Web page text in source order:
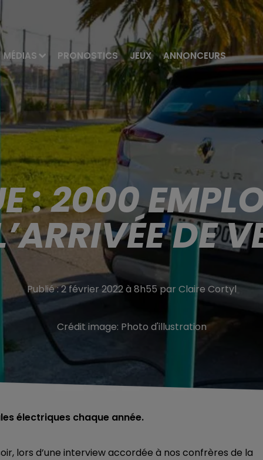
MÉDIAS PRONOSTICS JEUX ANNONCEURS
: 2000
DE
Publié : 2 février 2022 à 8h55 par Claire Cortyl
Crédit image: Photo d'illustration
électriques chaque année.
lors d’une interview accordée à nos confrères de la